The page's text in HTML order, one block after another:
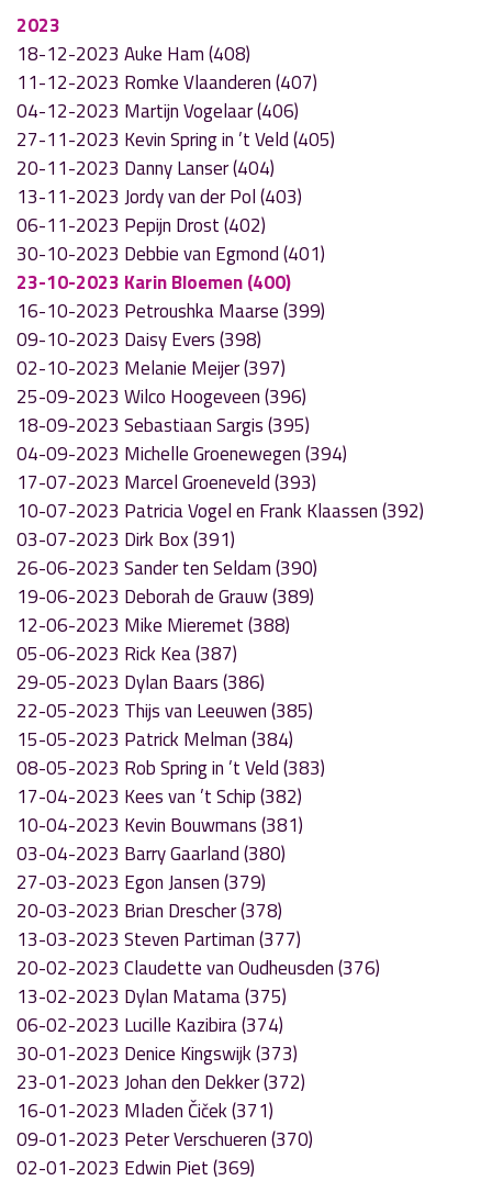
2023
18-12-2023 Auke Ham (408)
11-12-2023 Romke Vlaanderen (407)
04-12-2023 Martijn Vogelaar (406)
27-11-2023 Kevin Spring in ’t Veld (405)
20-11-2023 Danny Lanser (404)
13-11-2023 Jordy van der Pol (403)
06-11-2023 Pepijn Drost (402)
30-10-2023 Debbie van Egmond (401)
23-10-2023 Karin Bloemen (400)
16-10-2023 Petroushka Maarse (399)
09-10-2023 Daisy Evers (398)
02-10-2023 Melanie Meijer (397)
25-09-2023 Wilco Hoogeveen (396)
18-09-2023 Sebastiaan Sargis (395)
04-09-2023 Michelle Groenewegen (394)
17-07-2023 Marcel Groeneveld (393)
10-07-2023 Patricia Vogel en Frank Klaassen (392)
03-07-2023 Dirk Box (391)
26-06-2023 Sander ten Seldam (390)
19-06-2023 Deborah de Grauw (389)
12-06-2023 Mike Mieremet (388)
05-06-2023 Rick Kea (387)
29-05-2023 Dylan Baars (386)
22-05-2023 Thijs van Leeuwen (385)
15-05-2023 Patrick Melman (384)
08-05-2023 Rob Spring in ’t Veld (383)
17-04-2023 Kees van ’t Schip (382)
10-04-2023 Kevin Bouwmans (381)
03-04-2023 Barry Gaarland (380)
27-03-2023 Egon Jansen (379)
20-03-2023 Brian Drescher (378)
13-03-2023 Steven Partiman (377)
20-02-2023 Claudette van Oudheusden (376)
13-02-2023 Dylan Matama (375)
06-02-2023 Lucille Kazibira (374)
30-01-2023 Denice Kingswijk (373)
23-01-2023 Johan den Dekker (372)
16-01-2023 Mladen Čiček (371)
09-01-2023 Peter Verschueren (370)
02-01-2023 Edwin Piet (369)